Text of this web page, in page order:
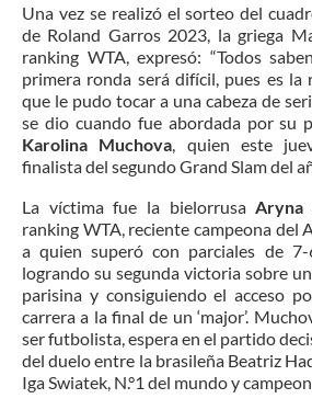
Una vez se realizó el sorteo del
de Roland Garros 2023, la griega
ranking WTA, expresó: “Todos
primera ronda será difícil, pues es la
que le pudo tocar a una cabeza de
se dio cuando fue abordada por su
Karolina Muchova , quien este
finalista del segundo Grand Slam del
La víctima fue la bielorrusa Aryna
ranking WTA, reciente campeona del
a quien superó con parciales de
logrando su segunda victoria sobre
parisina y consiguiendo el acceso
carrera a la final de un ‘major’.
ser futbolista, espera en el partido
del duelo entre la brasileña Beatriz
Iga Swiatek, N.°1 del mundo y